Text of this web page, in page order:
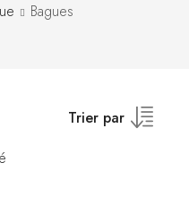
Bagues
Trier par